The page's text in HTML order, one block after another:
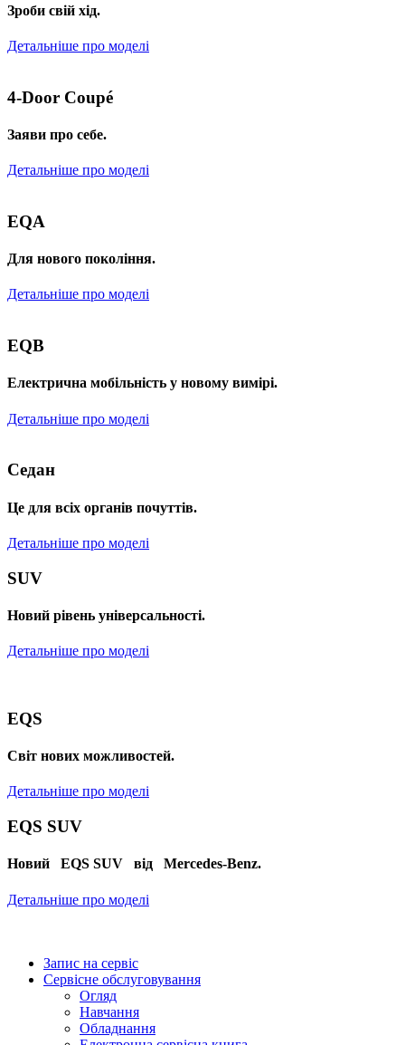
Зроби свій хід.
Детальніше про моделі
4-Door Coupé
Заяви про себе.
Детальніше про моделі
EQA
Для нового покоління.
Детальніше про моделі
EQB
Електрична мобільність у новому вимірі.
Детальніше про моделі
Седан
Це для всіх органів почуттів.
Детальніше про моделі
SUV
Новий рівень універсальності.
Детальніше про моделі
EQS
Cвіт нових можливостей.
Детальніше про моделі
EQS SUV
Новий EQS SUV від Mercedes-Benz.
Детальніше про моделі
Запис на сервіс
Сервісне обслуговування
Огляд
Навчання
Обладнання